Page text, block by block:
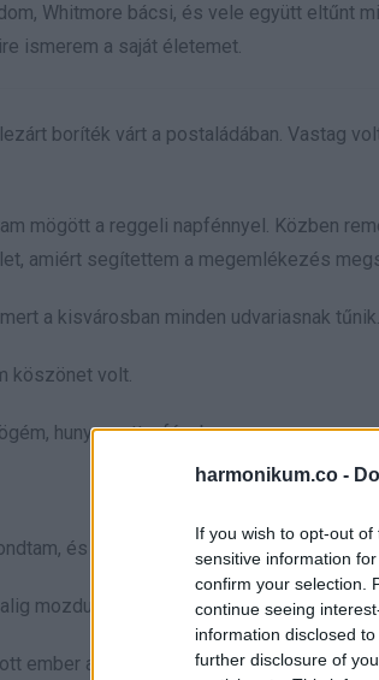
harmonikum.co -
If you wish to opt-out
sensitive information
confirm your selection.
continue seeing
information disclosed
further disclosure of
Whitmore bácsi, és vele együtt eltűnt
ismerem a saját életemet.
boríték várt a postaládában. Vastag
mögött a reggeli napfénnyel. Közben
amiért segítettem a megemlékezés
a kisvárosban minden udvariasnak
köszönet volt.
hunyorgott a fényben.
és a kezébe nyomtam.
mozdult, mintha magában mondaná a
ember a saját kertjébe?” nézett fel végül.